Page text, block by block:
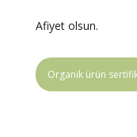
Afiyet olsun.
Organik ürün